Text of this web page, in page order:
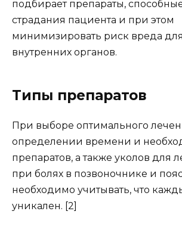
подбирает препараты,
страдания пациента и при этом
минимизировать риск вреда
внутренних органов.
Типы препаратов
При выборе оптимального
определении времени и
препаратов, а также уколов для
при болях в позвоночнике и
необходимо учитывать, что
уникален. [2]